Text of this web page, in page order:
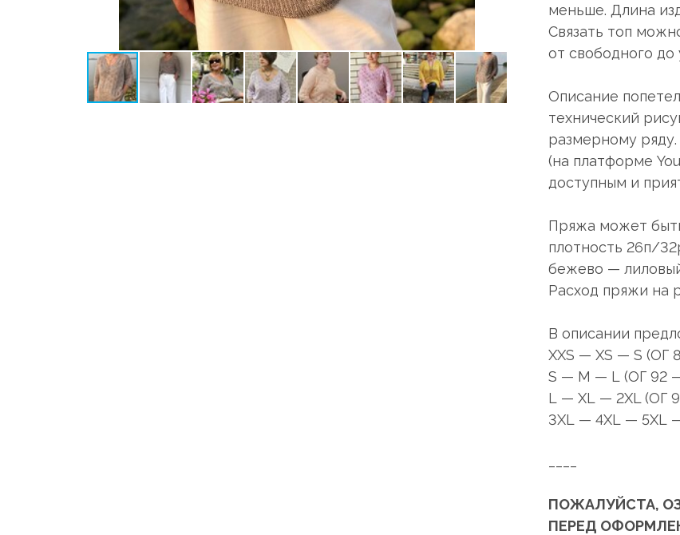
меньше. Длина
Связать топ
от свободного до
Описание
технический
размерному
(на платформе
доступным и
Пряжа может
плотность 26п/
бежево —
Расход пряжи на
В описании
XXS — XS — S (ОГ
S — M — L (ОГ 92
L — XL — 2XL (ОГ
3XL — 4XL — 5XL
ПОЖАЛУЙСТА,
ПЕРЕД